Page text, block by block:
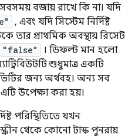
সবসময় বজায় রাখে কি না। যদি
, এবং যদি সিস্টেম নির্দিষ্ট
তার প্রাথমিক অবস্থায় রিসেট
"false" । ডিফল্ট মান হলো
শুধুমাত্র একটি
জন্য অর্থবহ। অন্য সব
উপেক্ষা করা হয়।
পরিস্থিতিতে যখন
থেকে কোনো টাস্ক পুনরায়